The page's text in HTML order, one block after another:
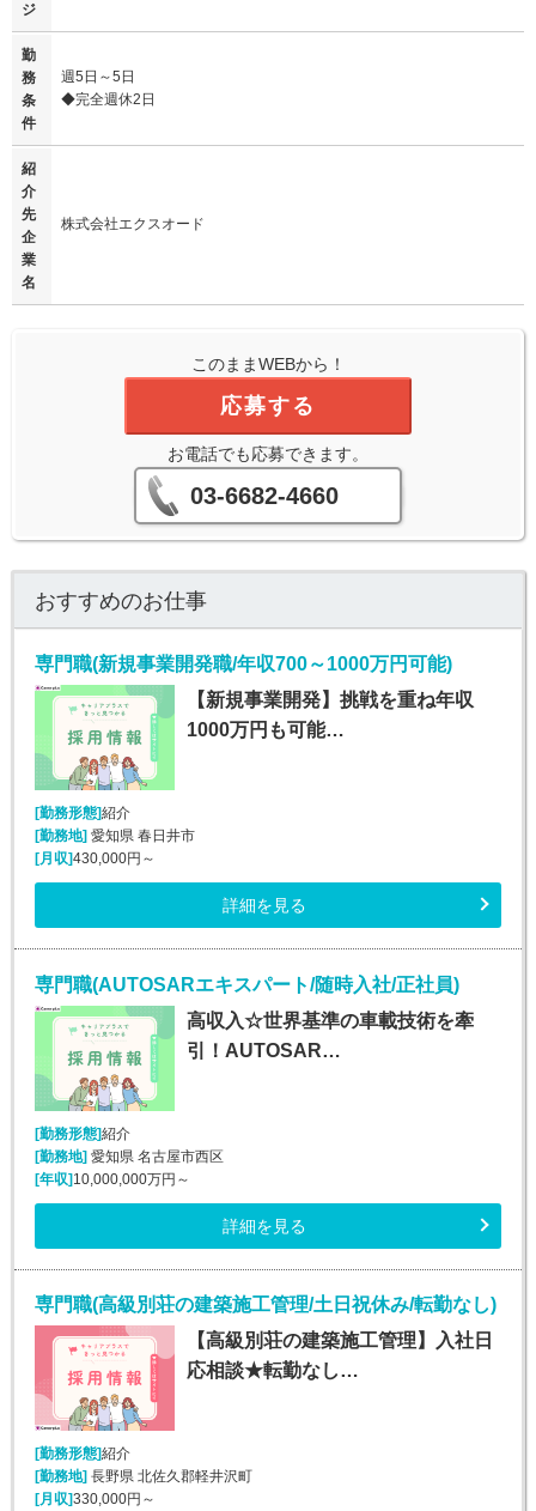
ジ
勤
務
条
件
週5日～5日
◆完全週休2日
紹
介
先
企
業
名
株式会社エクスオード
このままWEBから！
応募する
お電話でも応募できます。
03-6682-4660
おすすめのお仕事
専門職(新規事業開発職/年収700～1000万円可能)
【新規事業開発】挑戦を重ね年収
1000万円も可能…
[勤務形態]紹介
[勤務地]愛知県 春日井市
[月収]430,000円～
詳細を見る
専門職(AUTOSARエキスパート/随時入社/正社員)
高収入☆世界基準の車載技術を牽
引！AUTOSAR…
[勤務形態]紹介
[勤務地]愛知県 名古屋市西区
[年収]10,000,000万円～
詳細を見る
専門職(高級別荘の建築施工管理/土日祝休み/転勤なし)
【高級別荘の建築施工管理】入社日
応相談★転勤なし…
[勤務形態]紹介
[勤務地] 長野県 北佐久郡軽井沢町
[月収]330,000円～